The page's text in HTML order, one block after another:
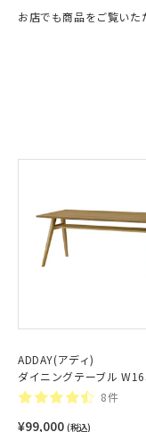
お店でも商品をご覧いた
ADDAY(アディ)
ダイニングテーブル
8件
¥99,000 (税込)